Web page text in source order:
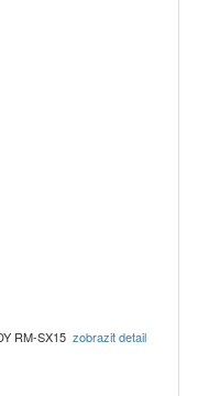
RM-SX15 zobrazit detail